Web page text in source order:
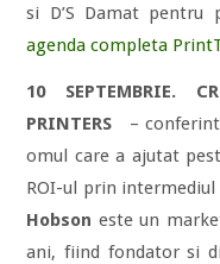
si D’S Damat pentru
agenda completa
10 SEPTEMBRIE.
PRINTERS
–
omul care a ajutat
ROI-ul prin
Hobson este un
ani, fiind fondator si